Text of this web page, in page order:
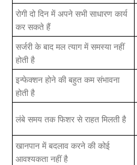
रोगी दो दिन में अपने सभी साधारण कार्य
कर सकते हैं
सर्जरी के बाद मल त्याग में समस्या नहीं
होती है
इन्फेक्शन होने की बहुत कम संभावना
होती है
लंबे समय तक फिशर से राहत मिलती है
खानपान में बदलाव करने की कोई
आवश्यकता नहीं है